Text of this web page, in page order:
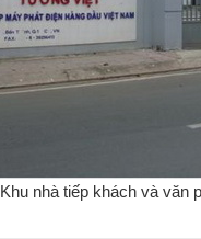
Khu nhà tiếp khách và văn